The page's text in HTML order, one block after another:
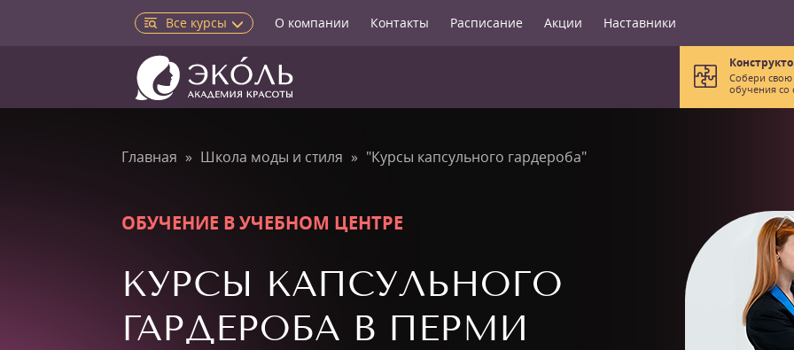
Все курсы О компании Контакты Расписание Акции Наставники
Собери
обучения со
Главная Школа моды и стиля "Курсы капсульного гардероба"
ОБУЧЕНИЕ В УЧЕБНОМ ЦЕНТРЕ
КУРСЫ КАПСУЛЬНОГО
ГАРДЕРОБА В ПЕРМИ